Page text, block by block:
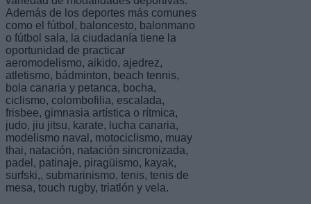
Además de los deportes más comunes
como el fútbol, baloncesto, balonmano
o fútbol sala, la ciudadanía tiene la
oportunidad de practicar
aeromodelismo, aikido, ajedrez,
atletismo, bádminton, beach tennis,
bola canaria y petanca, bocha,
ciclismo, colombofilia, escalada,
frisbee, gimnasia artística o rítmica,
judo, jiu jitsu, karate, lucha canaria,
modelismo naval, motociclismo, muay
thai, natación, natación sincronizada,
padel, patinaje, piragüismo, kayak,
surfski,, submarinismo, tenis, tenis de
mesa, touch rugby, triatlón y vela.